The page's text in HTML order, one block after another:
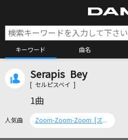
キーワード 曲名
Serapis Bey
[ セルピスベイ ]
1曲
人気曲 Zoom-Zoom-Zoom [ズーム・ズーム・ズーム]